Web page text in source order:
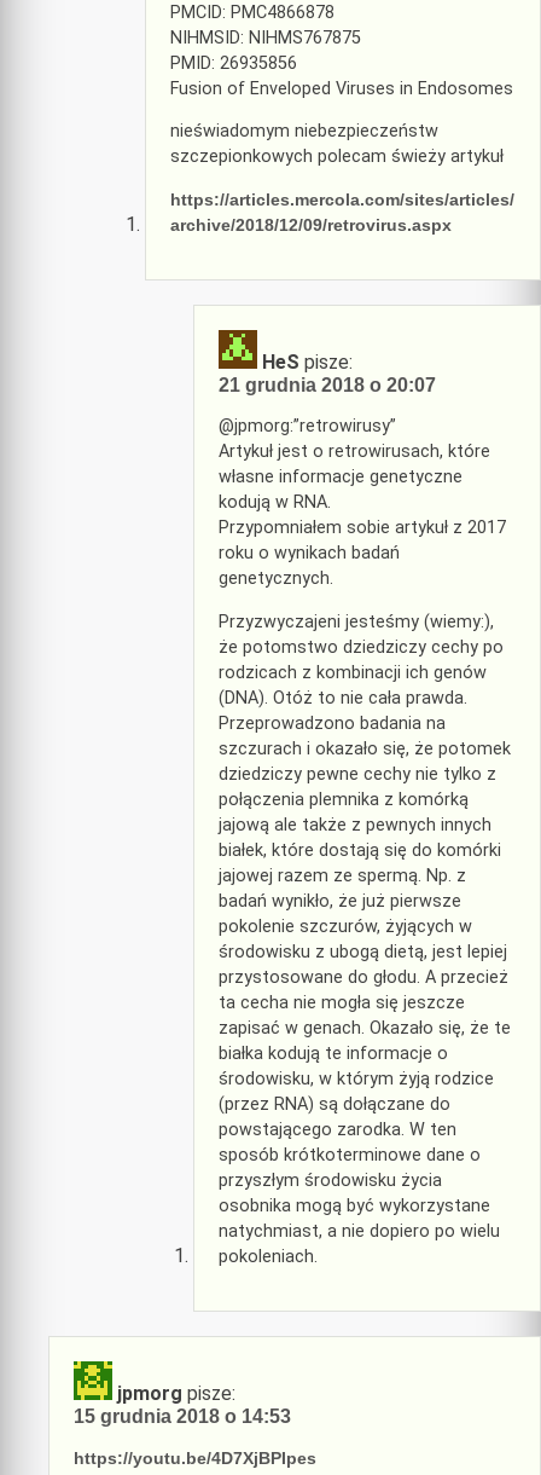
PMCID: PMC4866878
NIHMSID: NIHMS767875
PMID: 26935856
Fusion of Enveloped Viruses in Endosomes
nieświadomym niebezpieczeństw
szczepionkowych polecam świeży artykuł
https://articles.mercola.com/sites/articles/
archive/2018/12/09/retrovirus.aspx
HeS pisze:
21 grudnia 2018 o 20:07
@jpmorg:”retrowirusy”
Artykuł jest o retrowirusach, które
własne informacje genetyczne
kodują w RNA.
Przypomniałem sobie artykuł z 2017
roku o wynikach badań
genetycznych.
Przyzwyczajeni jesteśmy (wiemy:),
że potomstwo dziedziczy cechy po
rodzicach z kombinacji ich genów
(DNA). Otóż to nie cała prawda.
Przeprowadzono badania na
szczurach i okazało się, że potomek
dziedziczy pewne cechy nie tylko z
połączenia plemnika z komórką
jajową ale także z pewnych innych
białek, które dostają się do komórki
jajowej razem ze spermą. Np. z
badań wynikło, że już pierwsze
pokolenie szczurów, żyjących w
środowisku z ubogą dietą, jest lepiej
przystosowane do głodu. A przecież
ta cecha nie mogła się jeszcze
zapisać w genach. Okazało się, że te
białka kodują te informacje o
środowisku, w którym żyją rodzice
(przez RNA) są dołączane do
powstającego zarodka. W ten
sposób krótkoterminowe dane o
przyszłym środowisku życia
osobnika mogą być wykorzystane
natychmiast, a nie dopiero po wielu
pokoleniach.
jpmorg pisze:
15 grudnia 2018 o 14:53
https://youtu.be/4D7XjBPIpes